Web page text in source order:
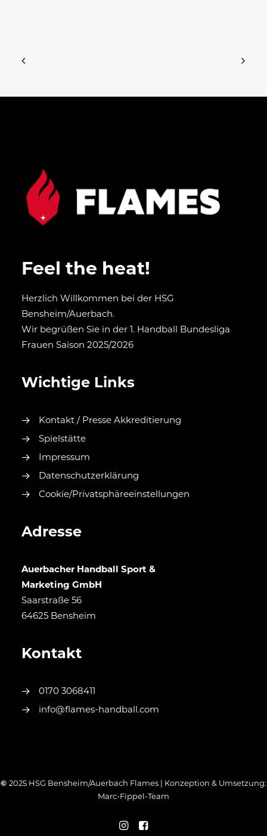
Feel the heat!
Herzlich Willkommen bei der HSG
Bensheim/Auerbach.
Wir begrüßen Sie in der 1. Handball Bundesliga
Frauen Saison 2025/2026
Wichtige Links
Kontakt / Presse Akkreditierung
Spielstätte
Impressum
Datenschutzerklärung
Cookie/Privatsphäreeinstellungen
Adresse
Auerbacher Handball Sport &
Marketing GmbH
Saarstraße 56
64625 Bensheim
Kontakt
0170 3068411
info@flames-handball.com
© 2025 HSG Bensheim/Auerbach Flames | Konzeption & Umsetzung:
Marc-Fippel-Team